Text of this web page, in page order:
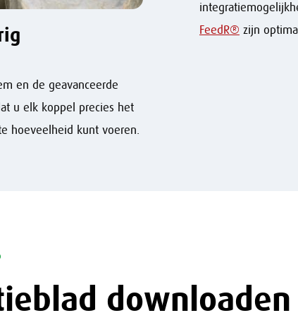
en de geavanceerde
u elk koppel precies het
hoeveelheid kunt voeren.
FeedR® zijn
downloaden